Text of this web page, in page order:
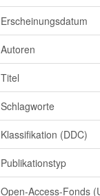
Erscheinungsdatum
Autoren
Titel
Schlagworte
Klassifikation (DDC)
Publikationstyp
Open-Access-Fonds